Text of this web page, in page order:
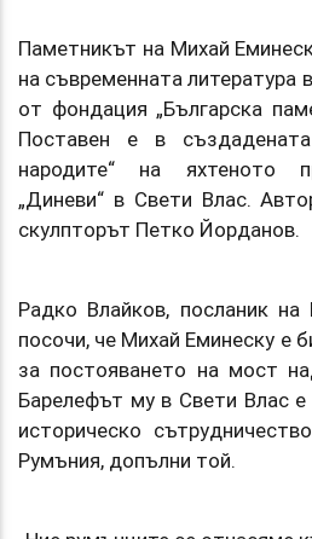
Паметникът на Михай
на съвременната литература
от фондация „Българска
Поставен е в
народите“ на яхтеното
„Диневи“ в Свети Влас.
скулпторът Петко Йорданов.
Радко Влайков, посланик
посочи, че Михай Еминеску е
за постояването на мост
Барелефът му в Свети Влас
историческо
Румъния, допълни той.